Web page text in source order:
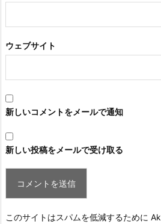
ウェブサイト
新しいコメントをメールで通知
新しい投稿をメールで受け取る
このサイトはスパムを低減するために